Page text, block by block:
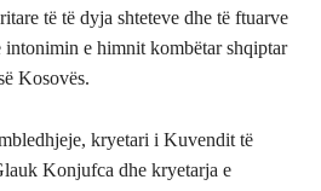
të të dyja shteteve dhe të ftuarve
e himnit kombëtar shqiptar
Kosovës.
kryetari i Kuvendit të
Konjufca dhe kryetarja e